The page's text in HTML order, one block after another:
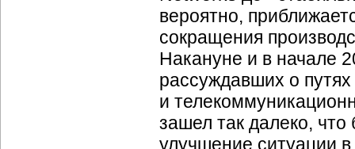
вероятно,
сокращения
Накануне и в начале
рассуждавших о
и
зашел так далеко,
улучшение ситуации в